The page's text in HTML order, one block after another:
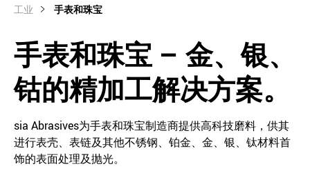
工业 手表和珠宝
手表和珠宝 – 金、银、
钴的精加工解决方案。
sia Abrasives为手表和珠宝制造商提供高科技磨料，供其
进行表壳、表链及其他不锈钢、铂金、金、银、钛材料首
饰的表面处理及抛光。